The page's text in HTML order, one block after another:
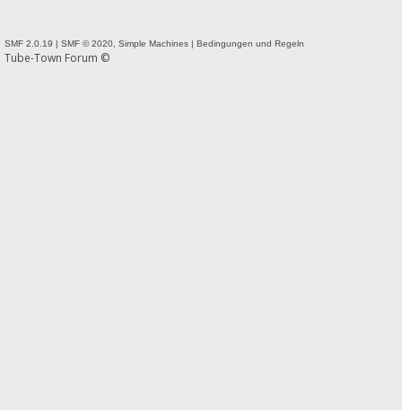
SMF 2.0.19 SMF © 2020, Simple Machines Bedingungen und Regeln
Tube-Town Forum ©